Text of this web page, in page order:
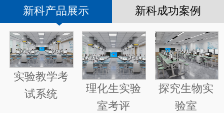
新科产品展示 新科成功案例
实验教学考
试系统
理化生实验
室考评
探究生物实
验室